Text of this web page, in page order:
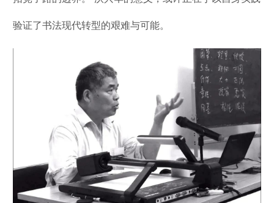
验证了书法现代转型的艰难与可能。